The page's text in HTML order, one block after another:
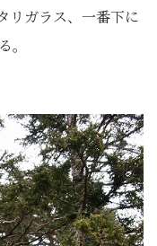
リガラス、一番下に